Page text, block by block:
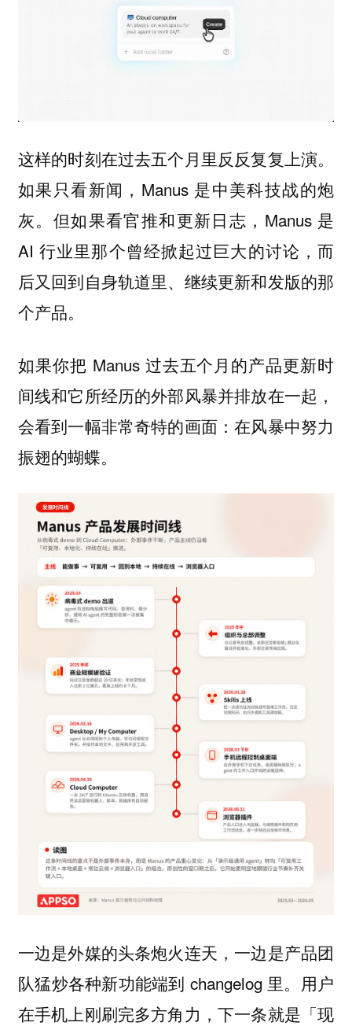
这样的时刻在过去五个月里反反复复上演。
如果只看新闻，Manus 是中美科技战的炮
灰。但如果看官推和更新日志，Manus 是
AI 行业里那个曾经掀起过巨大的讨论，而
后又回到自身轨道里、继续更新和发版的那
个产品。
如果你把 Manus 过去五个月的产品更新时
间线和它所经历的外部风暴并排放在一起，
会看到一幅非常奇特的画面：在风暴中努力
振翅的蝴蝶。
一边是外媒的头条炮火连天，一边是产品团
队猛炒各种新功能端到 changelog 里。用户
在手机上刚刷完多方角力，下一条就是「现